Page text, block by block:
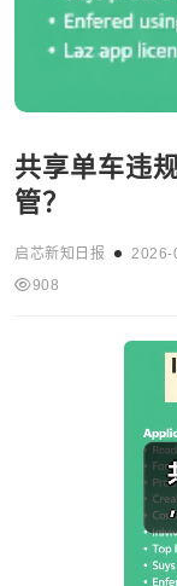
共享单车违
管？
启芯新知日报
2026-
908